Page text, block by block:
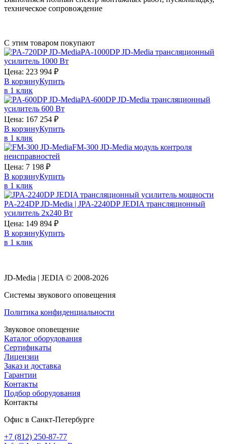
техническое сопровождение
С этим товаром покупают
PA-1000DP JD-Media трансляционный
усилитель 1000 Вт
Цена: 223 994 ₽
В корзинуКупить
в 1 клик
PA-600DP JD-Media трансляционный
усилитель 600 Вт
Цена: 167 254 ₽
В корзинуКупить
в 1 клик
FM-300 JD-Media модуль контроля
неисправностей
Цена: 7 198 ₽
В корзинуКупить
в 1 клик
PA-224DP JD-Media | JPA-2240DP JEDIA трансляционный
усилитель 2х240 Вт
Цена: 149 894 ₽
В корзинуКупить
в 1 клик
JD-Media | JEDIA © 2008-2026
Системы звукового оповещения
Политика конфиденциальности
Звуковое оповещение
Каталог оборудования
Сертификаты
Лицензии
Заказ и доставка
Гарантии
Контакты
Подбор оборудования
Контакты
Офис в Санкт-Петербурге
+7 (812) 250-87-77